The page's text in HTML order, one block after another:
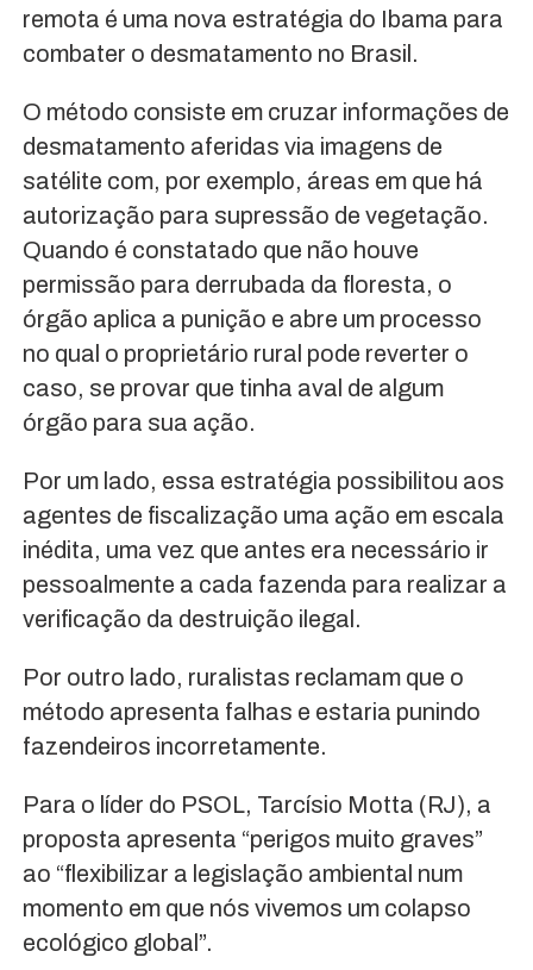
remota é uma nova estratégia do Ibama para
combater o desmatamento no Brasil.
O método consiste em cruzar informações de
desmatamento aferidas via imagens de
satélite com, por exemplo, áreas em que há
autorização para supressão de vegetação.
Quando é constatado que não houve
permissão para derrubada da floresta, o
órgão aplica a punição e abre um processo
no qual o proprietário rural pode reverter o
caso, se provar que tinha aval de algum
órgão para sua ação.
Por um lado, essa estratégia possibilitou aos
agentes de fiscalização uma ação em escala
inédita, uma vez que antes era necessário ir
pessoalmente a cada fazenda para realizar a
verificação da destruição ilegal.
Por outro lado, ruralistas reclamam que o
método apresenta falhas e estaria punindo
fazendeiros incorretamente.
Para o líder do PSOL, Tarcísio Motta (RJ), a
proposta apresenta “perigos muito graves”
ao “flexibilizar a legislação ambiental num
momento em que nós vivemos um colapso
ecológico global”.